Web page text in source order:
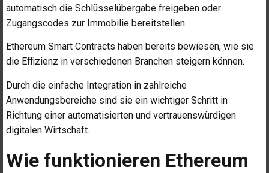
automatisch die Schlüsselübergabe freigeben oder
Zugangscodes zur Immobilie bereitstellen.
Ethereum Smart Contracts haben bereits bewiesen, wie sie
die Effizienz in verschiedenen Branchen steigern können.
Durch die einfache Integration in zahlreiche
Anwendungsbereiche sind sie ein wichtiger Schritt in
Richtung einer automatisierten und vertrauenswürdigen
digitalen Wirtschaft.
Wie funktionieren Ethereum